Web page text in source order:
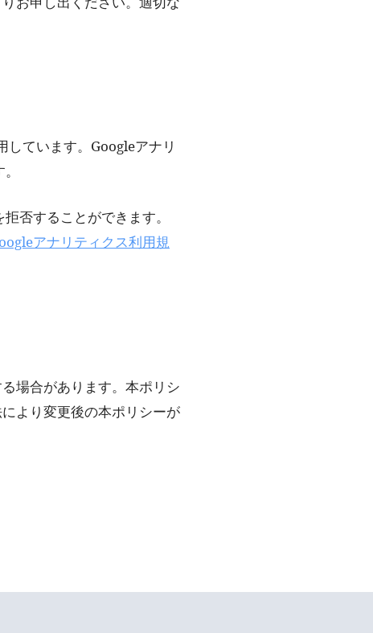
ています。Googleアナリ
否することができます。
アナリティクス利用規
場合があります。本ポリシ
より変更後の本ポリシーが